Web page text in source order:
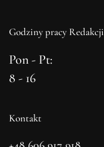
Godziny pracy Redakcji
Pon - Pt:
8 - 16
Kontakt